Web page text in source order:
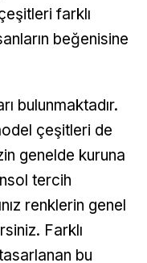
farklı
beğenisine
bulunmaktadır.
çeşitleri de
genelde kuruna
tercih
renklerin genel
Farklı
bu